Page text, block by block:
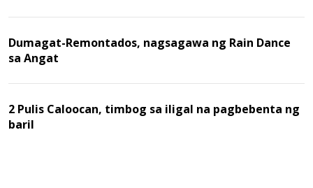
Dumagat-Remontados, nagsagawa ng Rain Dance
sa Angat
2 Pulis Caloocan, timbog sa iligal na pagbebenta ng
baril